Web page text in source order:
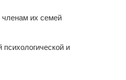
их семей
и